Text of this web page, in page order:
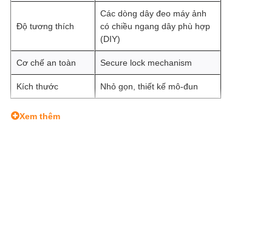
Độ tương thích
Các dòng dây đeo máy ảnh
có chiều ngang dây phù hợp
(DIY)
Cơ chế an toàn Secure lock mechanism
Kích thước Nhỏ gọn, thiết kế mô-đun
Xem thêm